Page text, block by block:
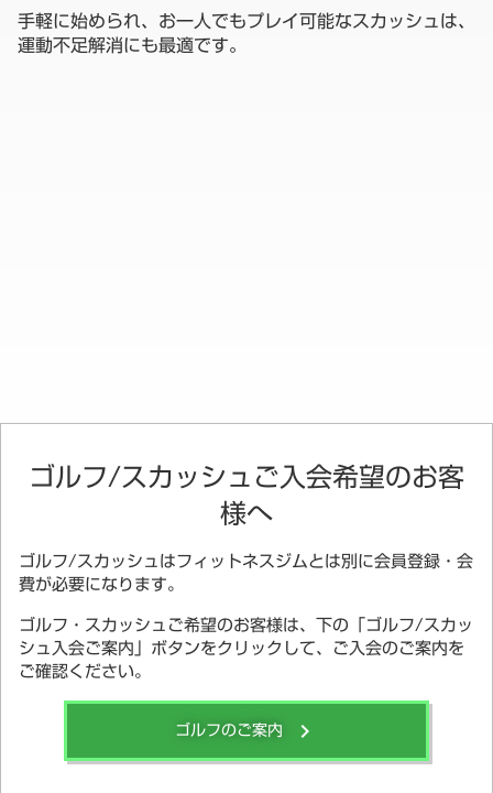
手軽に始められ、お一人でもプレイ可能なスカッシュは、
運動不足解消にも最適です。
ゴルフ/スカッシュご入会希望のお客
様へ
ゴルフ/スカッシュはフィットネスジムとは別に会員登録・会
費が必要になります。
ゴルフ・スカッシュご希望のお客様は、下の「ゴルフ/スカッ
シュ入会ご案内」ボタンをクリックして、ご入会のご案内を
ご確認ください。
ゴルフのご案内 keyboard_arrow_right